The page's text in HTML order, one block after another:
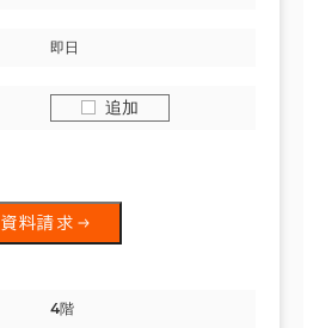
即日
追加
資料請求
4階